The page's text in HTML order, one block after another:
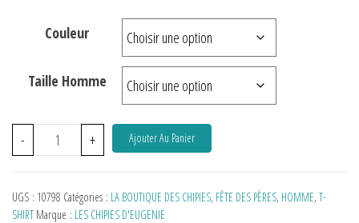
Couleur
Taille Homme
- + Ajouter Au Panier
UGS : 10798 Catégories : LA BOUTIQUE DES CHIPIES, FÊTE DES PÈRES, HOMME, T-
SHIRT Marque : LES CHIPIES D'EUGENIE